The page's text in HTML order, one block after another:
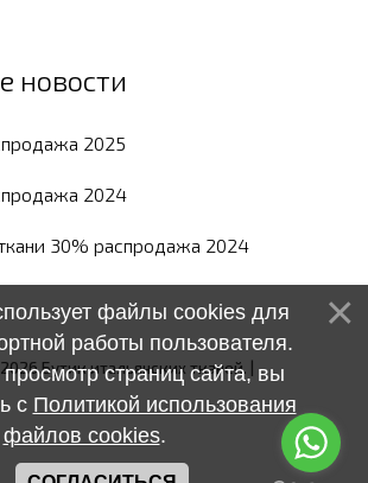
новости
2025
2024
30% распродажа 2024
Бутик итальянских тканей.
файлы cookies для
работы пользователя.
страниц сайта, вы
с Политикой использования
файлов cookies.